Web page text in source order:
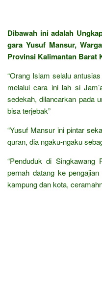
Dibawah ini adalah
gara Yusuf Mansur,
Provinsi Kalimantan Barat
“Orang Islam selalu
melalui cara ini lah si
sedekah, dilancarkan pada
bisa terjebak”
“Yusuf Mansur ini pintar
quran, dia ngaku-ngaku
“Penduduk di Singkawang
pernah datang ke
kampung dan kota,